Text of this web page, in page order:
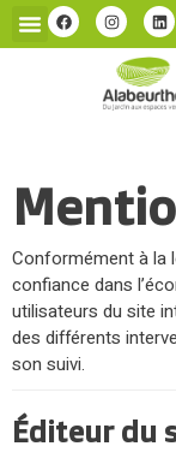
Conformément à la
confiance dans
utilisateurs du site
des différents
son suivi.
Éditeur du